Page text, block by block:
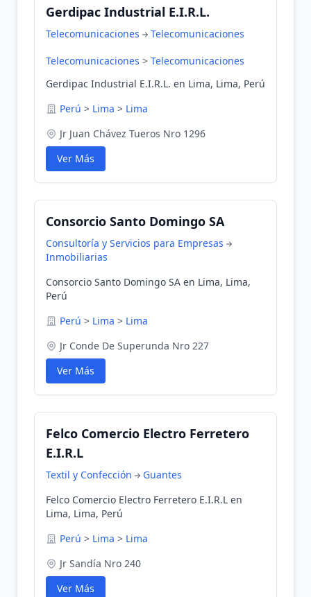
Gerdipac Industrial E.I.R.L.
Telecomunicaciones Telecomunicaciones
Telecomunicaciones > Telecomunicaciones
Gerdipac Industrial E.I.R.L. en Lima, Lima, Perú
Perú > Lima > Lima
Jr Juan Chávez Tueros Nro 1296
Ver Más
Consorcio Santo Domingo SA
Consultoría y Servicios para Empresas
Inmobiliarias
Consorcio Santo Domingo SA en Lima, Lima,
Perú
Perú > Lima > Lima
Jr Conde De Superunda Nro 227
Ver Más
Felco Comercio Electro Ferretero
E.I.R.L
Textil y Confección
Guantes
Felco Comercio Electro Ferretero E.I.R.L en
Lima, Lima, Perú
Perú > Lima > Lima
Jr Sandía Nro 240
Ver Más